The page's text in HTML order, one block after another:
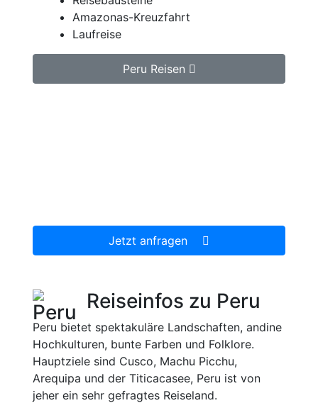
Amazonas-Kreuzfahrt
Laufreise
Peru Reisen
Jetzt anfragen
Reiseinfos zu Peru
Peru bietet spektakuläre Landschaften, andine
Hochkulturen, bunte Farben und Folklore.
Hauptziele sind Cusco, Machu Picchu,
Arequipa und der Titicacasee, Peru ist von
jeher ein sehr gefragtes Reiseland.